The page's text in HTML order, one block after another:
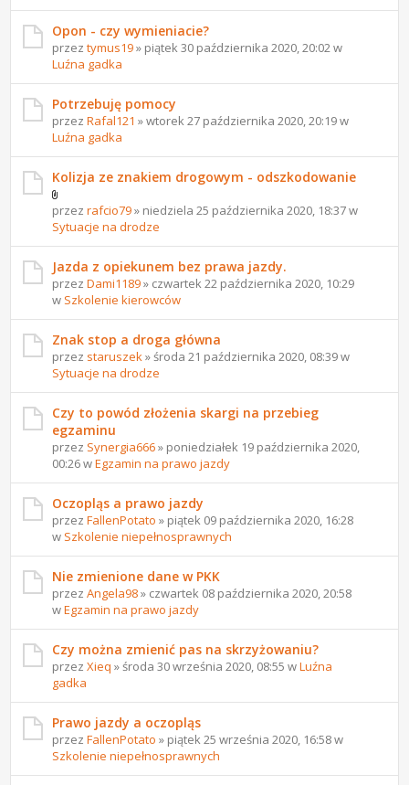
Opon - czy wymieniacie?
przeztymus19» piątek 30 października 2020, 20:02 w
Luźna gadka
Potrzebuję pomocy
przezRafal121 » wtorek 27 października 2020, 20:19 w
Luźna gadka
Kolizja ze znakiem drogowym - odszkodowanie
przezrafcio79» niedziela 25 października 2020, 18:37 w
Sytuacje na drodze
Jazda z opiekunem bez prawa jazdy.
przezDami1189» czwartek 22 października 2020, 10:29
w Szkolenie kierowców
Znak stop a droga główna
przez staruszek » środa 21 października 2020, 08:39 w
Sytuacje na drodze
Czy to powód złożenia skargi na przebieg
egzaminu
przez Synergia666» poniedziałek 19 października 2020,
00:26 wEgzamin na prawo jazdy
Oczopląs a prawo jazdy
przezFallenPotato » piątek 09 października 2020, 16:28
w Szkolenie niepełnosprawnych
Nie zmienione dane w PKK
przezAngela98» czwartek 08 października 2020, 20:58
wEgzamin na prawo jazdy
Czy można zmienić pas na skrzyżowaniu?
przezXieq » środa 30 września 2020, 08:55 wLuźna
gadka
Prawo jazdy a oczopląs
przezFallenPotato » piątek 25 września 2020, 16:58 w
Szkolenie niepełnosprawnych